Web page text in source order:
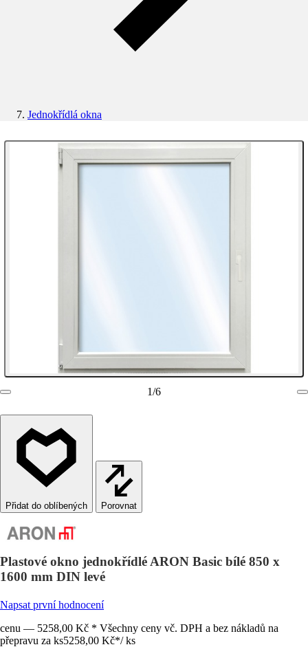
Jednokřídlá okna
1/6
Porovnat
Plastové okno jednokřídlé ARON Basic bílé 850 x
1600 mm DIN levé
Napsat první hodnocení
cenu — 5258,00 Kč * Všechny ceny vč. DPH a bez nákladů na
přepravu za ks5258,00 Kč*/ ks